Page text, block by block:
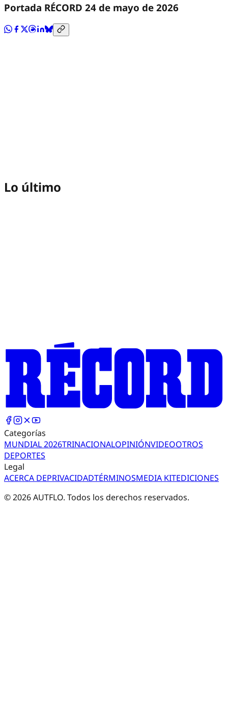
Portada RÉCORD 24 de mayo de 2026
Lo último
Categorías
MUNDIAL 2026TRINACIONALOPINIÓNVIDEOOTROS
DEPORTES
Legal
ACERCA DEPRIVACIDADTÉRMINOSMEDIA KITEDICIONES
©2026AUTFLO. Todos los derechos reservados.